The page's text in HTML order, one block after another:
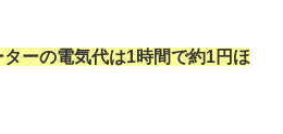
ーの電気代は1時間で約1円ほ